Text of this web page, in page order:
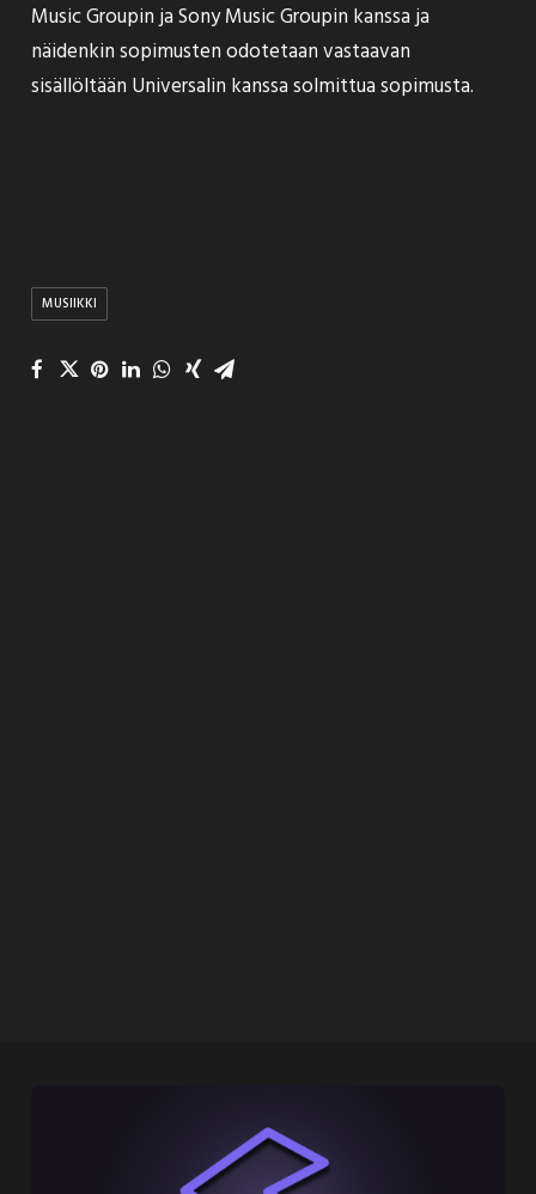
Music Groupin ja Sony Music Groupin kanssa ja
näidenkin sopimusten odotetaan vastaavan
sisällöltään Universalin kanssa solmittua sopimusta.
MUSIIKKI